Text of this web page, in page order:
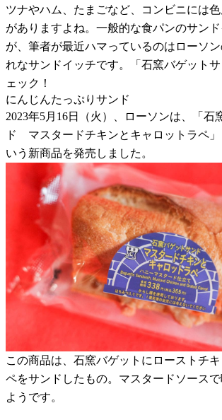
ツナやハム、たまごなど、コンビニには
がありますよね。一般的な食パンのサン
が、筆者が最近ハマっているのはローソ
れなサンドイッチです。「石窯バゲット
ェック！
にんじんたっぷりサンド
2023年5月16日（火）、ローソンは、「石
ド マスタードチキンとキャロットラペ」
いう新商品を発売しました。
この商品は、石窯バゲットにローストチ
ペをサンドしたもの。マスタードソース
ようです。